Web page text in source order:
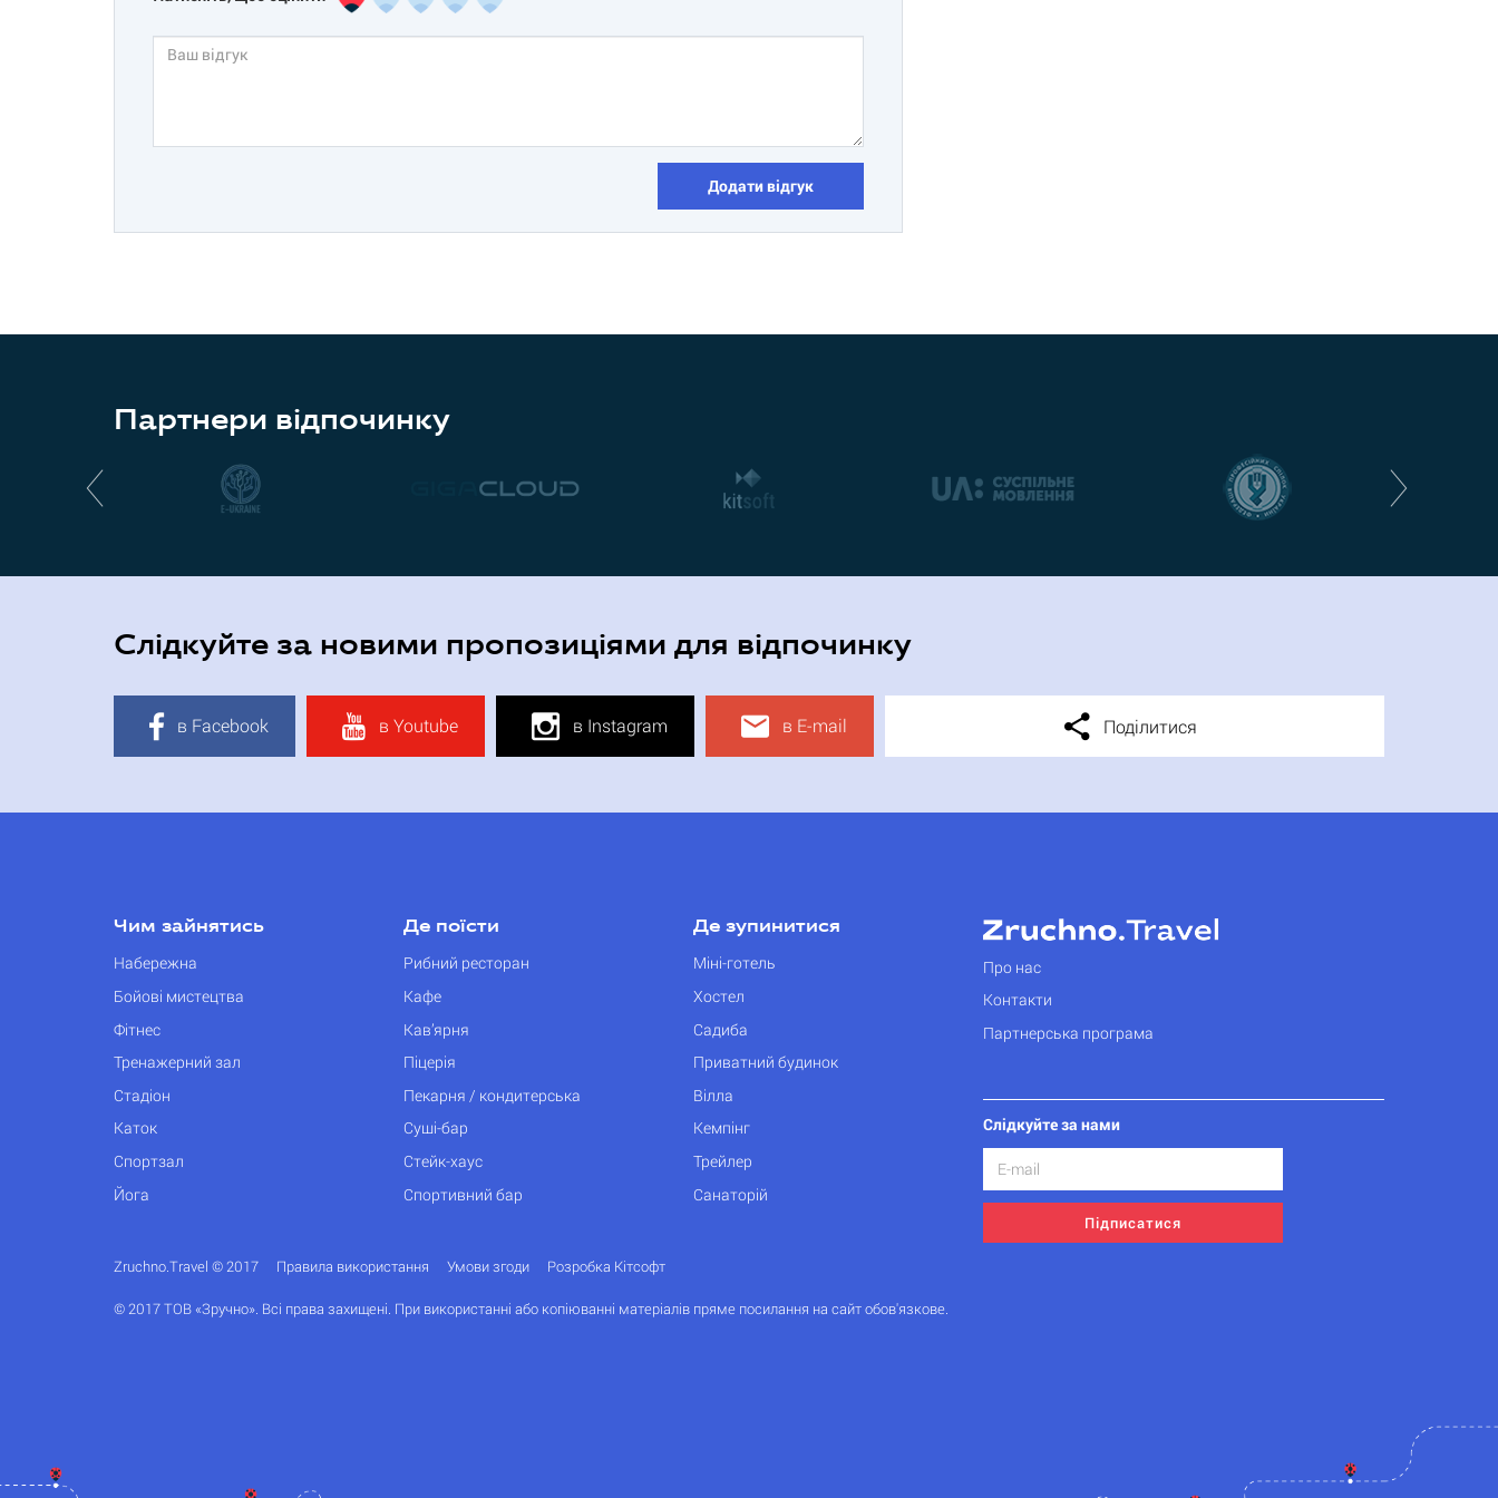
Додати відгук
Партнери відпочинку
Слідкуйте за новими пропозиціями для відпочинку
в Facebook в Youtube в Instagram в E-mail Поділитися
Чим зайнятись
Набережна
Бойові мистецтва
Фітнес
Тренажерний зал
Стадіон
Каток
Спортзал
Йога
Де поїсти
Рибний ресторан
Кафе
Кав’ярня
Піцерія
Пекарня / кондитерська
Суші-бар
Стейк-хаус
Спортивний бар
Де зупинитися
Міні-готель
Хостел
Садиба
Приватний будинок
Вілла
Кемпінг
Трейлер
Санаторій
Про нас
Контакти
Партнерська програма
Слідкуйте за нами
Підписатися
Zruchno.Travel © 2017 Правила використання Умови згоди Розробка Кітсофт
© 2017 ТОВ «Зручно». Всі права захищені. При використанні або копіюванні матеріалів пряме посилання на сайт обов'язкове.